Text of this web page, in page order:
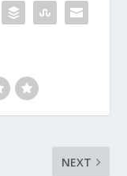
NEXT